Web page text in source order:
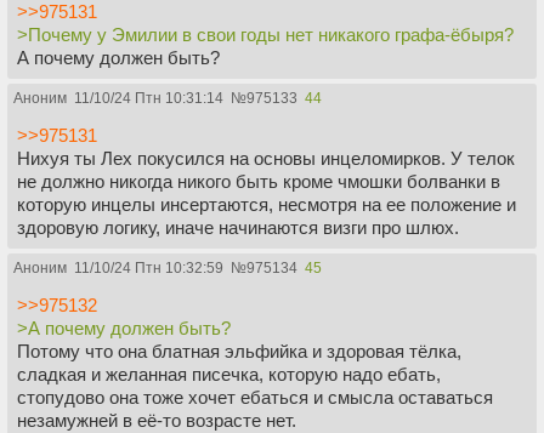
>>975131
>Почему у Эмилии в свои годы нет никакого графа-ёбыря?
А почему должен быть?
Аноним 11/10/24 Птн 10:31:14 №975133 44
>>975131
Нихуя ты Лех покусился на основы инцеломирков. У телок
не должно никогда никого быть кроме чмошки болванки в
которую инцелы инсертаются, несмотря на ее положение и
здоровую логику, иначе начинаются визги про шлюх.
Аноним 11/10/24 Птн 10:32:59 №975134 45
>>975132
>А почему должен быть?
Потому что она блатная эльфийка и здоровая тёлка,
сладкая и желанная писечка, которую надо ебать,
стопудово она тоже хочет ебаться и смысла оставаться
незамужней в её-то возрасте нет.